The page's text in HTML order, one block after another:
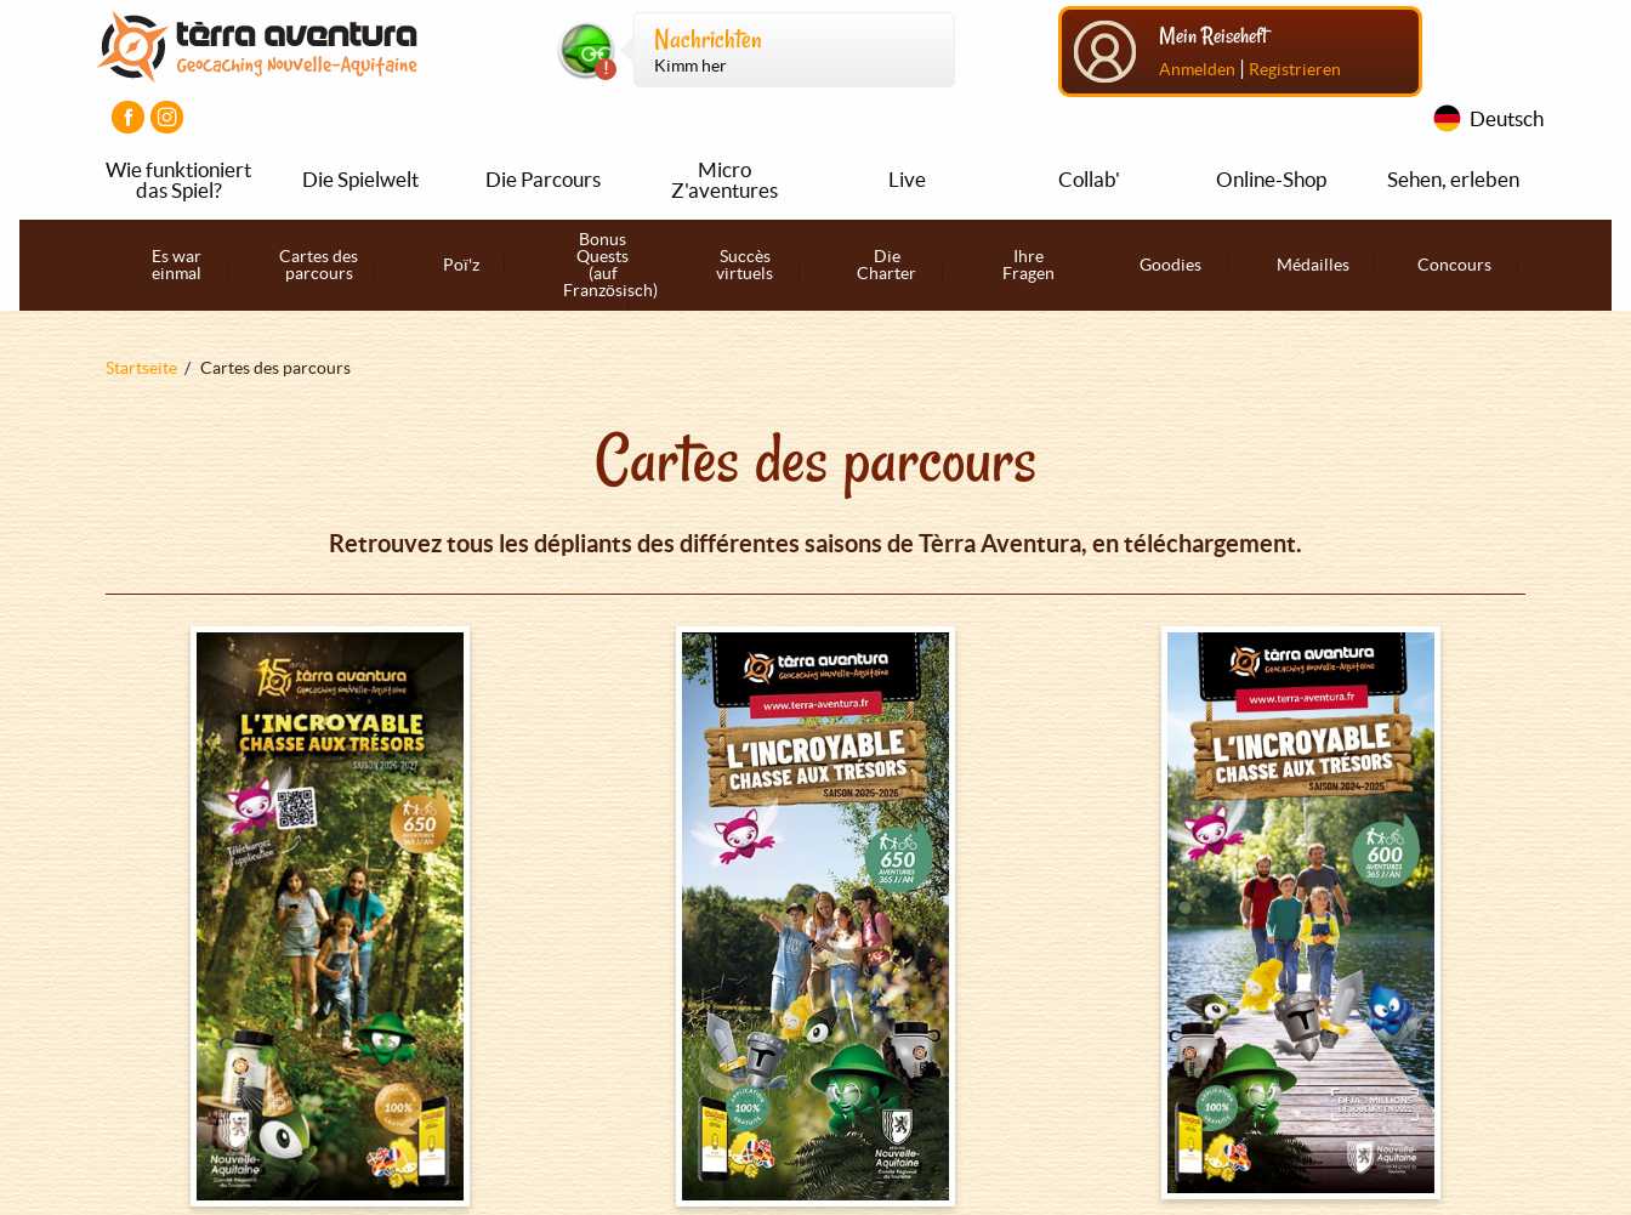
Nachrichten
Kimm her
Mein Reiseheft
Anmelden | Registrieren
Deutsch
Wie funktioniert
das Spiel?
Die Spielwelt Die Parcours
Micro
Z'aventures
Live Collab' Online-Shop Sehen, erleben
principale
Es war
einmal
Cartes des
parcours
Poï'z
Bonus
Quests
(auf
Französisch)
Succès
virtuels
Die
Charter
Ihre
Fragen
Goodies Médailles Concours
Pfadnavigation
Startseite Cartes des parcours
Cartes des parcours
Retrouvez tous les dépliants des différentes saisons de Tèrra Aventura, en téléchargement.